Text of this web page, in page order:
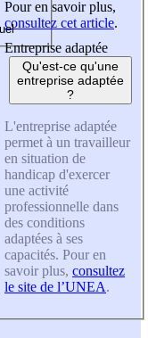
Pour en savoir plus,
consultez cet article.
Entreprise adaptée
Qu'est-ce qu'une
entreprise adaptée
?
L'entreprise adaptée
permet à un travailleur
en situation de
handicap d'exercer
une activité
professionnelle dans
des conditions
adaptées à ses
capacités. Pour en
savoir plus, consultez
le site de l’UNEA.